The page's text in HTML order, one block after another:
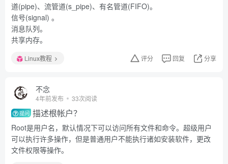
道(pipe)、流管道(s_pipe)、有名管道(FIFO)。
信号(signal) 。
消息队列。
共享内存。
Linux教程 评分 回复 分享
不念
4年前发布 33次阅读
提问 描述根帐户？
Root是用户名，默认情况下可以访问所有文件和命令。超级用户
可以执行许多操作，但是普通用户不能执行诸如安装软件，更改
文件权限等操作。